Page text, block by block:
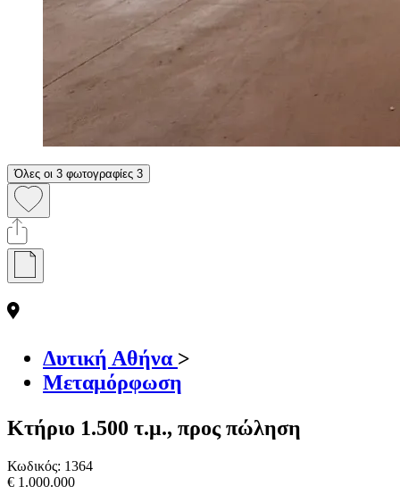
Όλες οι 3 φωτογραφίες 3
Δυτική Αθήνα >
Μεταμόρφωση
Κτήριο 1.500 τ.μ., προς πώληση
Κωδικός: 1364
€ 1.000.000